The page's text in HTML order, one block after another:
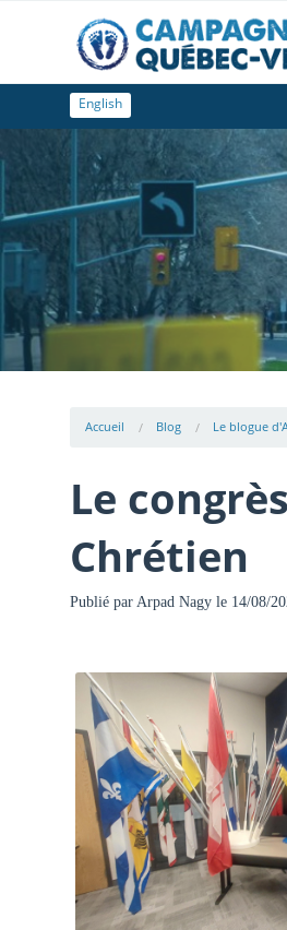
English
Accueil Blog Le blogue
Le
Chrétien
Publié par Arpad Nagyle 14/08/